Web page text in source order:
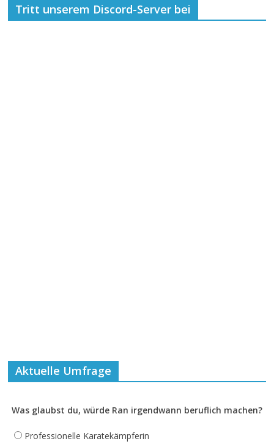
Tritt unserem Discord-Server bei
Aktuelle Umfrage
Was glaubst du, würde Ran irgendwann beruflich machen?
Professionelle Karatekämpferin